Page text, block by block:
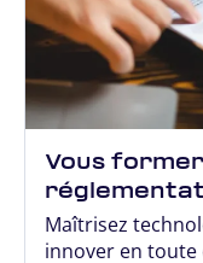
Vous
Maîtrisez
innover en